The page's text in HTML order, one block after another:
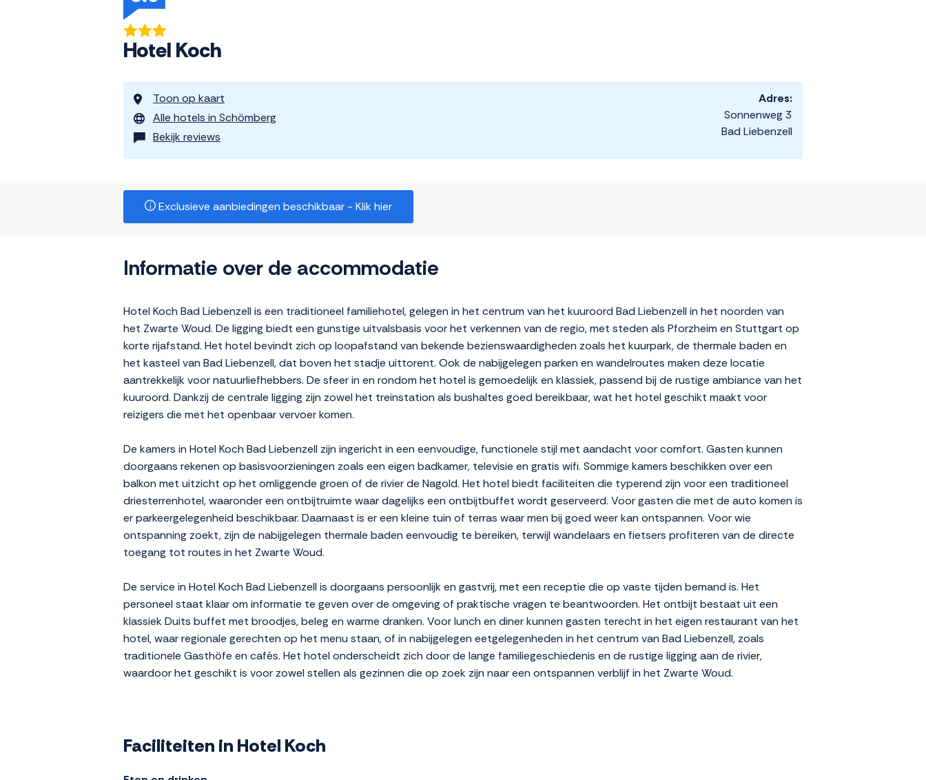
Hotel Koch
Toon op kaart
Alle hotels in Schömberg
Bekijk reviews
Adres:
Sonnenweg 3
Bad Liebenzell
Exclusieve aanbiedingen beschikbaar - Klik hier
Informatie over de accommodatie
Hotel Koch Bad Liebenzell is een traditioneel familiehotel, gelegen in het centrum van het kuuroord Bad Liebenzell in het noorden van
het Zwarte Woud. De ligging biedt een gunstige uitvalsbasis voor het verkennen van de regio, met steden als Pforzheim en Stuttgart op
korte rijafstand. Het hotel bevindt zich op loopafstand van bekende bezienswaardigheden zoals het kuurpark, de thermale baden en
het kasteel van Bad Liebenzell, dat boven het stadje uittorent. Ook de nabijgelegen parken en wandelroutes maken deze locatie
aantrekkelijk voor natuurliefhebbers. De sfeer in en rondom het hotel is gemoedelijk en klassiek, passend bij de rustige ambiance van het
kuuroord. Dankzij de centrale ligging zijn zowel het treinstation als bushaltes goed bereikbaar, wat het hotel geschikt maakt voor
reizigers die met het openbaar vervoer komen.
De kamers in Hotel Koch Bad Liebenzell zijn ingericht in een eenvoudige, functionele stijl met aandacht voor comfort. Gasten kunnen
doorgaans rekenen op basisvoorzieningen zoals een eigen badkamer, televisie en gratis wifi. Sommige kamers beschikken over een
balkon met uitzicht op het omliggende groen of de rivier de Nagold. Het hotel biedt faciliteiten die typerend zijn voor een traditioneel
driesterrenhotel, waaronder een ontbijtruimte waar dagelijks een ontbijtbuffet wordt geserveerd. Voor gasten die met de auto komen is
er parkeergelegenheid beschikbaar. Daarnaast is er een kleine tuin of terras waar men bij goed weer kan ontspannen. Voor wie
ontspanning zoekt, zijn de nabijgelegen thermale baden eenvoudig te bereiken, terwijl wandelaars en fietsers profiteren van de directe
toegang tot routes in het Zwarte Woud.
De service in Hotel Koch Bad Liebenzell is doorgaans persoonlijk en gastvrij, met een receptie die op vaste tijden bemand is. Het
personeel staat klaar om informatie te geven over de omgeving of praktische vragen te beantwoorden. Het ontbijt bestaat uit een
klassiek Duits buffet met broodjes, beleg en warme dranken. Voor lunch en diner kunnen gasten terecht in het eigen restaurant van het
hotel, waar regionale gerechten op het menu staan, of in nabijgelegen eetgelegenheden in het centrum van Bad Liebenzell, zoals
traditionele Gasthöfe en cafés. Het hotel onderscheidt zich door de lange familiegeschiedenis en de rustige ligging aan de rivier,
waardoor het geschikt is voor zowel stellen als gezinnen die op zoek zijn naar een ontspannen verblijf in het Zwarte Woud.
Faciliteiten in Hotel Koch